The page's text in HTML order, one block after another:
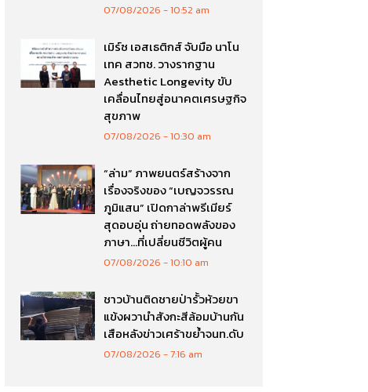
07/08/2026 10:52 am
เมิร์ซ เอสเธติกส์ จับมือ นาโน
เทค สวทช. วางรากฐาน
Aesthetic Longevity ขับ
เคลื่อนไทยสู่อนาคตเศรษฐกิจ
สุขภาพ
07/08/2026 10:30 am
“ล่าม” ภาพยนตร์สร้างจาก
เรื่องจริงของ “เบญจวรรณ
ภูมิแสน” เปิดกาล่าพรีเมียร์
สุดอบอุ่น ถ่ายทอดพลังของ
ภาษา…ที่เปลี่ยนชีวิตผู้คน
07/08/2026 10:10 am
ชาวบ้านติดชายป่ารั้วห้วยขา
แข้งผวานำสังกะสีล้อมบ้านกัน
เสือหลังข่าวเศร้าขย้ำจนท.ดับ
07/08/2026 7:16 am